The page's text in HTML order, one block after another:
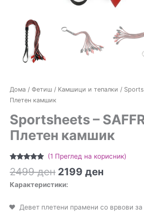
Дома / Фетиш / Камшици и тепалки /
Плетен камшик
Sportsheets –
Плетен камшик
5.00од 5
врз основа
на оценка
(1 Преглед на корисник)
2499ден Original
price
2499 ден.
2199 ден
2199
Карактеристики:
Девет плетени прамени со врвови за